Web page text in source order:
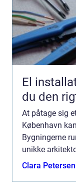
El installatør
du den
At påtage sig
København
Bygningerne
unikke
hensyn til.
Clara Petersen